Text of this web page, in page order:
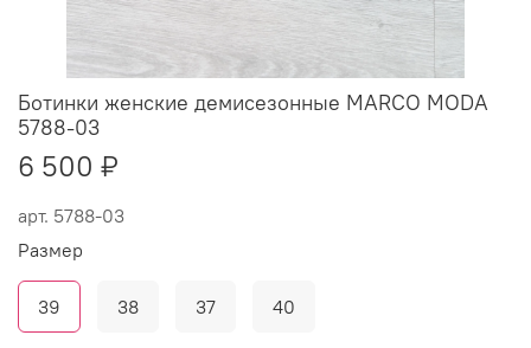
арт. 5788-03
Ботинки женские демисезонные MARCO MODA
5788-03
6 500 ₽
Размер
39 38 37 40